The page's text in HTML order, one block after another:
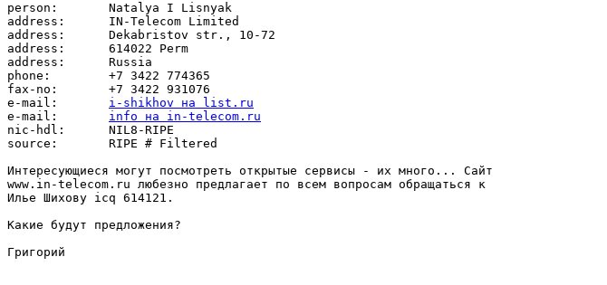
person:       Natalya I Lisnyak
address:      IN-Telecom Limited
address:      Dekabristov str., 10-72
address:      614022 Perm
address:      Russia
phone:        +7 3422 774365
fax-no:       +7 3422 931076
e-mail: i-shikhov на list.ru
e-mail: info на in-telecom.ru
nic-hdl:      NIL8-RIPE
source:       RIPE # Filtered
Интересующиеся могут посмотреть открытые сервисы - их много... Сайт
www.in-telecom.ru любезно предлагает по всем вопросам обращаться к
Илье Шихову icq 614121.
Какие будут предложения?
Григорий